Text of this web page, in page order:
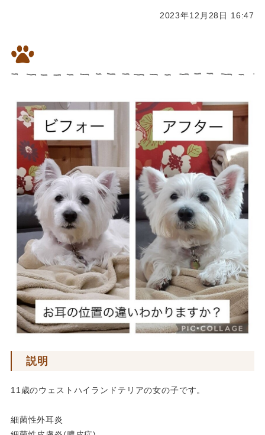
2023年12月28日 16:47
説明
11歳のウェストハイランドテリアの女の子です。
細菌性外耳炎